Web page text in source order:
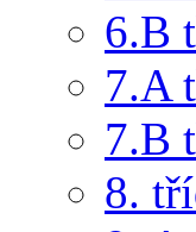
6.B
7.A
7.B
8.